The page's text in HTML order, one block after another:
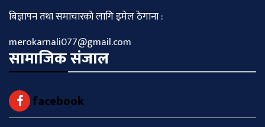
बिज्ञापन तथा समाचारकाे लागि इमेल ठेगाना :
merokarnali077@gmail.com
सामाजिक संजाल
facebook